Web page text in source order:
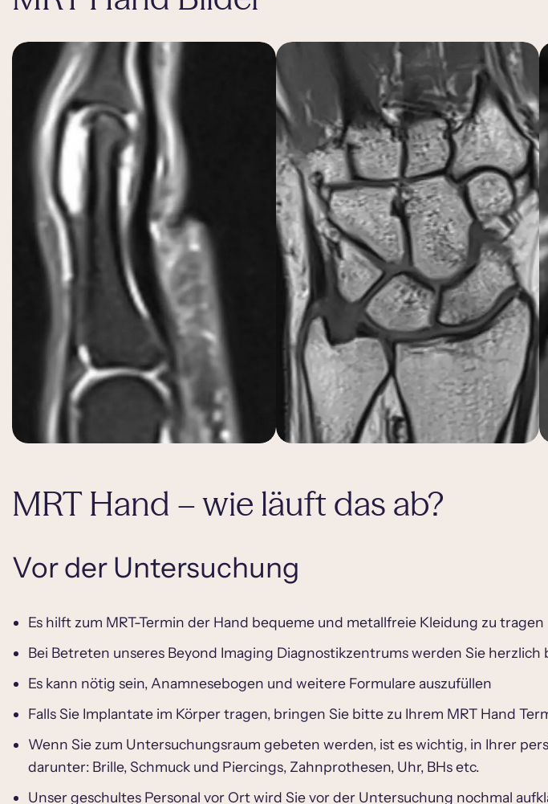
MRT Hand – wie läuft das ab?
Vor der Untersuchung
Es hilft zum MRT-Termin der Hand bequeme und metallfreie Kleidung zu tragen
Bei Betreten unseres Beyond Imaging Diagnostikzentrums werden Sie herzlich
Es kann nötig sein, Anamnesebogen und weitere Formulare auszufüllen
Falls Sie Implantate im Körper tragen, bringen Sie bitte zu Ihrem MRT Hand
Wenn Sie zum Untersuchungsraum gebeten werden, ist es wichtig, in Ihrer
darunter: Brille, Schmuck und Piercings, Zahnprothesen, Uhr, BHs etc.
Unser geschultes Personal vor Ort wird Sie vor der Untersuchung nochmal